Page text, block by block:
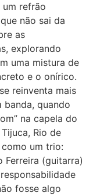
refrão
não sai da
as
explorando
uma mistura de
e o onírico.
reinventa mais
banda, quando
na capela do
Rio de
um trio:
Ferreira (guitarra)
fosse algo